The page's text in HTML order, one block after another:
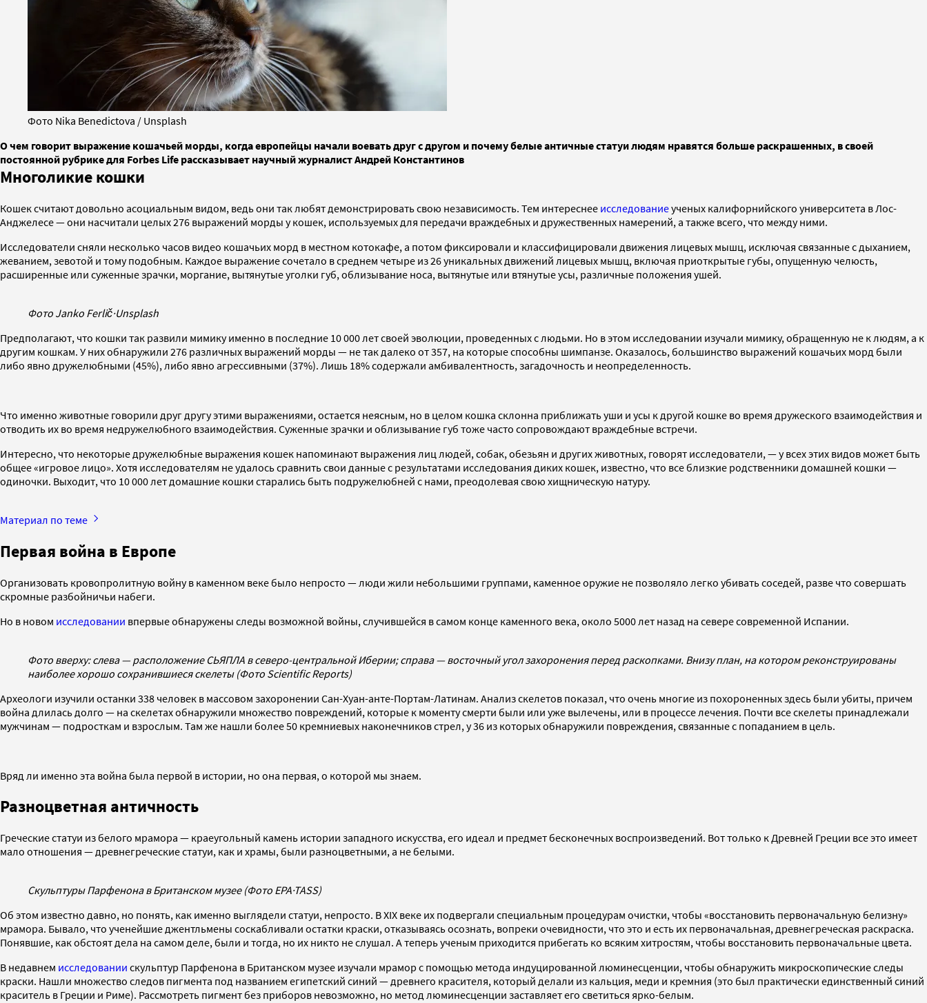
Фото Nika Benedictova / Unsplash
О чем говорит выражение кошачьей морды, когда европейцы начали воевать друг с другом и почему белые античные статуи людям нравятся больше раскрашенных, в своей
постоянной рубрике для Forbes Life рассказывает научный журналист Андрей Константинов
Многоликие кошки
Кошек считают довольно асоциальным видом, ведь они так любят демонстрировать свою независимость. Тем интереснее исследованиеученых калифорнийского университета в Лос-
Анджелесе — они насчитали целых 276 выражений морды у кошек, используемых для передачи враждебных и дружественных намерений, а также всего, что между ними.
Исследователи сняли несколько часов видео кошачьих морд в местном котокафе, а потом фиксировали и классифицировали движения лицевых мышц, исключая связанные с дыханием,
жеванием, зевотой и тому подобным. Каждое выражение сочетало в среднем четыре из 26 уникальных движений лицевых мышц, включая приоткрытые губы, опущенную челюсть,
расширенные или суженные зрачки, моргание, вытянутые уголки губ, облизывание носа, вытянутые или втянутые усы, различные положения ушей.
Фото Janko Ferlič·Unsplash
Предполагают, что кошки так развили мимику именно в последние 10 000 лет своей эволюции, проведенных с людьми. Но в этом исследовании изучали мимику, обращенную не к людям, а к
другим кошкам. У них обнаружили 276 различных выражений морды — не так далеко от 357, на которые способны шимпанзе. Оказалось, большинство выражений кошачьих морд были
либо явно дружелюбными (45%), либо явно агрессивными (37%). Лишь 18% содержали амбивалентность, загадочность и неопределенность.
Что именно животные говорили друг другу этими выражениями, остается неясным, но в целом кошка склонна приближать уши и усы к другой кошке во время дружеского взаимодействия и
отводить их во время недружелюбного взаимодействия. Суженные зрачки и облизывание губ тоже часто сопровождают враждебные встречи.
Интересно, что некоторые дружелюбные выражения кошек напоминают выражения лиц людей, собак, обезьян и других животных, говорят исследователи, — у всех этих видов может быть
общее «игровое лицо». Хотя исследователям не удалось сравнить свои данные с результатами исследования диких кошек, известно, что все близкие родственники домашней кошки —
одиночки. Выходит, что 10 000 лет домашние кошки старались быть подружелюбней с нами, преодолевая свою хищническую натуру.
Материал по теме
Первая война в Европе
Организовать кровопролитную войну в каменном веке было непросто — люди жили небольшими группами, каменное оружие не позволяло легко убивать соседей, разве что совершать
скромные разбойничьи набеги.
Но в новом исследовании впервые обнаружены следы возможной войны, случившейся в самом конце каменного века, около 5000 лет назад на севере современной Испании.
Фото вверху: слева — расположение СЬЯПЛА в северо-центральной Иберии; справа — восточный угол захоронения перед раскопками. Внизу план, на котором реконструированы
наиболее хорошо сохранившиеся скелеты (Фото Scientific Reports)
Археологи изучили останки 338 человек в массовом захоронении Сан-Хуан-анте-Портам-Латинам. Анализ скелетов показал, что очень многие из похороненных здесь были убиты, причем
война длилась долго — на скелетах обнаружили множество повреждений, которые к моменту смерти были или уже вылечены, или в процессе лечения. Почти все скелеты принадлежали
мужчинам — подросткам и взрослым. Там же нашли более 50 кремниевых наконечников стрел, у 36 из которых обнаружили повреждения, связанные с попаданием в цель.
Вряд ли именно эта война была первой в истории, но она первая, о которой мы знаем.
Разноцветная античность
Греческие статуи из белого мрамора — краеугольный камень истории западного искусства, его идеал и предмет бесконечных воспроизведений. Вот только к Древней Греции все это имеет
мало отношения — древнегреческие статуи, как и храмы, были разноцветными, а не белыми.
Скульптуры Парфенона в Британском музее (Фото EPA·TASS)
Об этом известно давно, но понять, как именно выглядели статуи, непросто. В XIX веке их подвергали специальным процедурам очистки, чтобы «восстановить первоначальную белизну»
мрамора. Бывало, что ученейшие джентльмены соскабливали остатки краски, отказываясь осознать, вопреки очевидности, что это и есть их первоначальная, древнегреческая раскраска.
Понявшие, как обстоят дела на самом деле, были и тогда, но их никто не слушал. А теперь ученым приходится прибегать ко всяким хитростям, чтобы восстановить первоначальные цвета.
В недавнем исследовании скульптур Парфенона в Британском музее изучали мрамор с помощью метода индуцированной люминесценции, чтобы обнаружить микроскопические следы
краски. Нашли множество следов пигмента под названием египетский синий — древнего красителя, который делали из кальция, меди и кремния (это был практически единственный синий
краситель в Греции и Риме). Рассмотреть пигмент без приборов невозможно, но метод люминесценции заставляет его светиться ярко-белым.